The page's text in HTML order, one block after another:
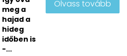
meg a
hajad a
hideg
időben is
-...
Olvass tovább